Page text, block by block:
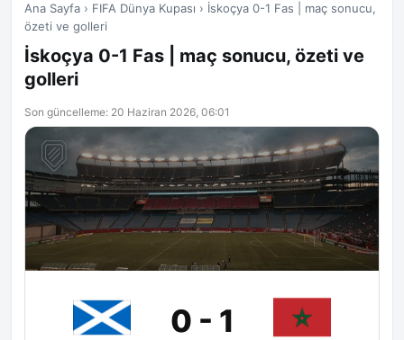
Ana Sayfa › FIFA Dünya Kupası › İskoçya 0-1 Fas | maç sonucu,
özeti ve golleri
İskoçya 0-1 Fas | maç sonucu, özeti ve
golleri
Son güncelleme: 20 Haziran 2026, 06:01
0 - 1